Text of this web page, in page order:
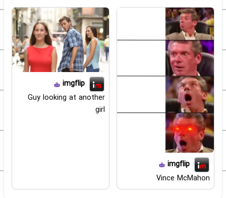
imgflip
Vince McMahon
imgflip
Guy looking at another
girl